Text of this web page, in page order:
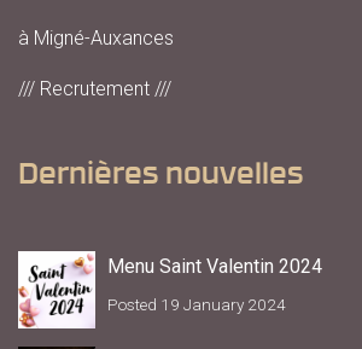
à Migné-Auxances
/// Recrutement ///
Dernières nouvelles
Menu Saint Valentin 2024
Posted 19 January 2024